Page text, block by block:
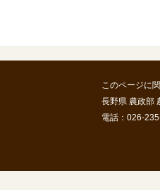
このページに
長野県 農政部
電話：026-